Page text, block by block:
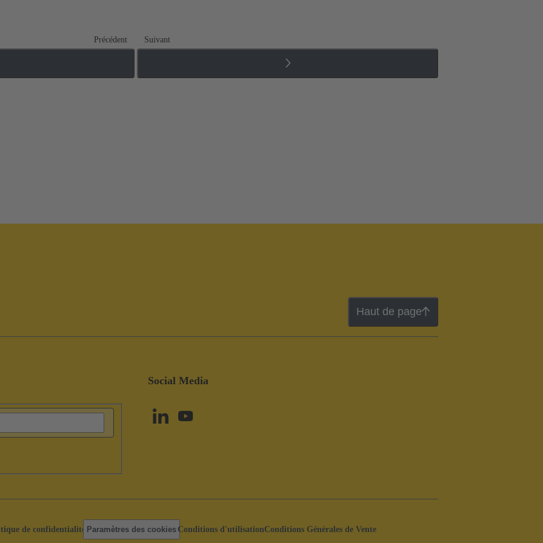
Précédent Suivant
Haut de page
Social Media
de confidentialité Paramètres des cookies Conditions d'utilisationConditions Générales de Vente